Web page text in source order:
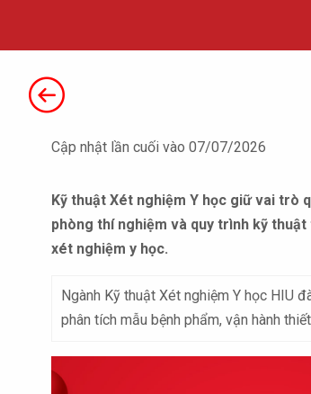
Cập nhật lần cuối vào 07/07/2026
Kỹ thuật Xét nghiệm Y học giữ vai trò
phòng thí nghiệm và quy trình kỹ
xét nghiệm y học.
Ngành Kỹ thuật Xét nghiệm Y học HIU
phân tích mẫu bệnh phẩm, vận hành